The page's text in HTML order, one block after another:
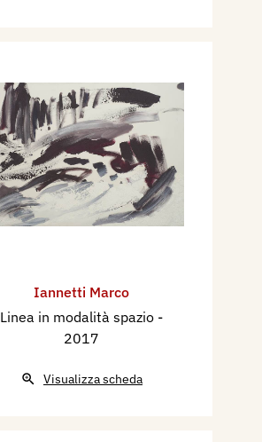
Iannetti Marco
Linea in modalità spazio -
2017
Visualizza scheda